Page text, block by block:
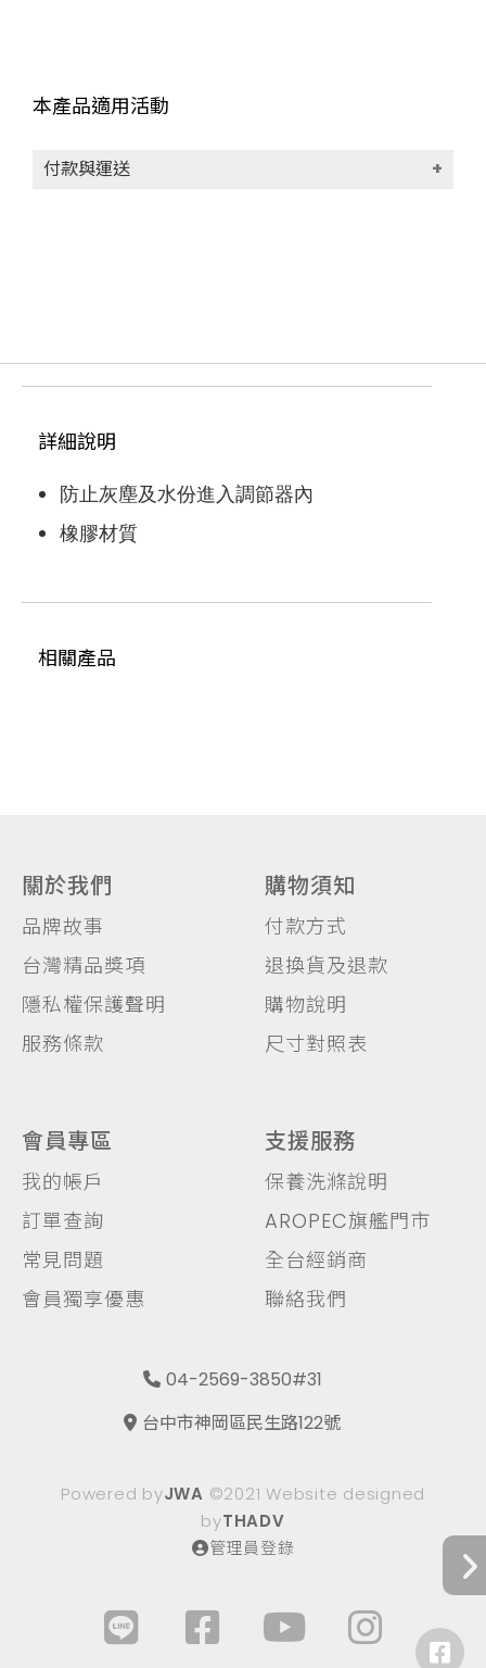
本產品適用活動
付款與運送
運送方式
貨，每筆運費NT$100
滿NT$1000(含以上)免運費
付款後台灣外島宅配 (限澎湖、金門、馬祖、
蘭嶼地區)取貨，每筆運費NT$100
滿NT$1000(含以上)免運費
滿NT$9999999(含以上)免運費
您聯絡)取貨，每筆運費NT$2147483647
詳細說明
防止灰塵及水份進入調節器內
橡膠材質
相關產品
關於我們
品牌故事
台灣精品獎項
隱私權保護聲明
服務條款
購物須知
付款方式
退換貨及退款
購物說明
尺寸對照表
會員專區
我的帳戶
訂單查詢
常見問題
會員獨享優惠
支援服務
保養洗滌說明
AROPEC旗艦門市
全台經銷商
聯絡我們
04-2569-3850#31
台中市神岡區民生路122號
Powered byJWA ©2021 Website designed
byTHADV
管理員登錄